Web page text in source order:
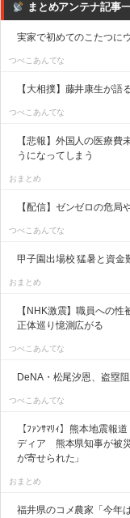
まとめアンテナ記事
実家で初めてのこたつに
つべこあんてな
【大相撲】藤井康生が語
つべこあんてな
【悲報】外国人の医療
うになってしまう
おまとめ
【配信】ゼンゼロの危局
つべこあんてな
甲子園出場校 猛暑と資金
おまとめ
【NHK激震】職員への
正体巡り憶測広がる
つべこあんてな
DeNA・松尾汐恩、盗塁
つべこあんてな
【ﾌｧﾝｻﾏﾘｨ】熊本地震報
ディア 熊本県知事が被
が寄せられた」
おまとめ
福井県のコメ農家「今年